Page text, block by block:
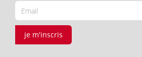
je m'inscris